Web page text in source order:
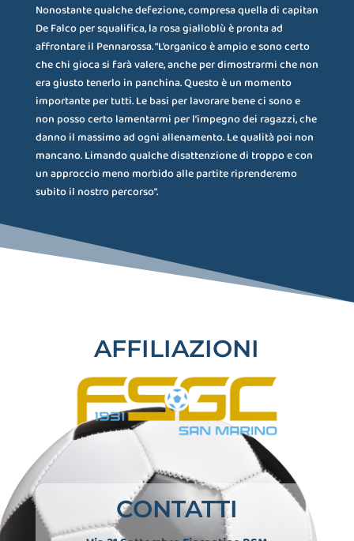
Nonostante qualche defezione, compresa quella di capitan
De Falco per squalifica, la rosa gialloblù è pronta ad
affrontare il Pennarossa. “L’organico è ampio e sono certo
che chi gioca si farà valere, anche per dimostrarmi che non
era giusto tenerlo in panchina. Questo è un momento
importante per tutti. Le basi per lavorare bene ci sono e
non posso certo lamentarmi per l’impegno dei ragazzi, che
danno il massimo ad ogni allenamento. Le qualità poi non
mancano. Limando qualche disattenzione di troppo e con
un approccio meno morbido alle partite riprenderemo
subito il nostro percorso”.
AFFILIAZIONI
CONTATTI